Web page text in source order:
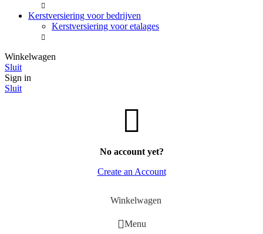
Kerstversiering voor bedrijven
Kerstversiering voor etalages
Winkelwagen
Sluit
Sign in
Sluit
No account yet?
Create an Account
Winkelwagen
Menu